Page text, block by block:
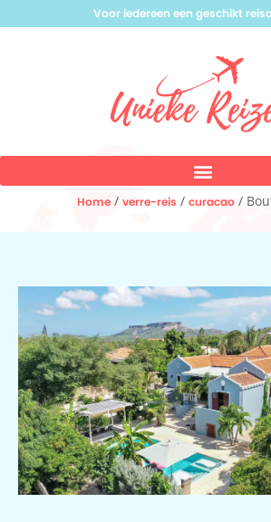
Voor iedereen een geschikt
Home/ verre-reis / curacao/